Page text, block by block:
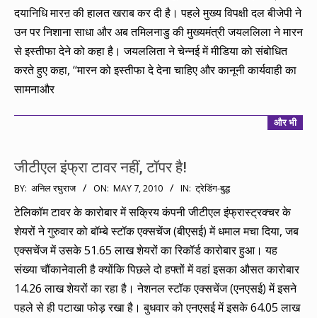
दयानिधि मारऩ की हालत खराब कर दी है। पहले मुख्य विपक्षी दल बीजेपी ने
उन पर निशाना साधा और अब तमिलनाडु की मुख्यमंत्री जयललिला ने मारन
से इस्तीफा देने को कहा है। जयललिता ने चेन्नई में मीडिया को संबोधित
करते हुए कहा, ‘‘मारन को इस्तीफा दे देना चाहिए और कानूनी कार्यवाही का
सामनाऔर
और भी
जीटीएल इंफ्रा टावर नहीं, टॉपर है!
2010-
05-
07
BY: अनिल रघुराज ON: MAY 7, 2010 IN: ट्रेडिंग-बुद्ध
टेलिकॉम टावर के कारोबार में सक्रिय कंपनी जीटीएल इंफ्रास्ट्रक्चर के
शेयरों ने गुरुवार को बॉम्बे स्टॉक एक्सचेंज (बीएसई) में धमाल मचा दिया, जब
एक्सचेंज में उसके 51.65 लाख शेयरों का रिकॉर्ड कारोबार हुआ। यह
संख्या चौंकानेवाली है क्योंकि पिछले दो हफ्तों में वहां इसका औसत कारोबार
14.26 लाख शेयरों का रहा है। नेशनल स्टॉक एक्सचेंज (एनएसई) में इसने
पहले से ही पटाखा फोड़ रखा है। बुधवार को एनएसई में इसके 64.05 लाख